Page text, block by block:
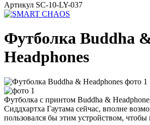
Артикул SC-10-LY-037
Футболка Buddha
Headphones
Футболка с принтом Buddha &
Сиддхартха Гаутама сейчас, вполне
пользовался бы этим устройством, чтобы